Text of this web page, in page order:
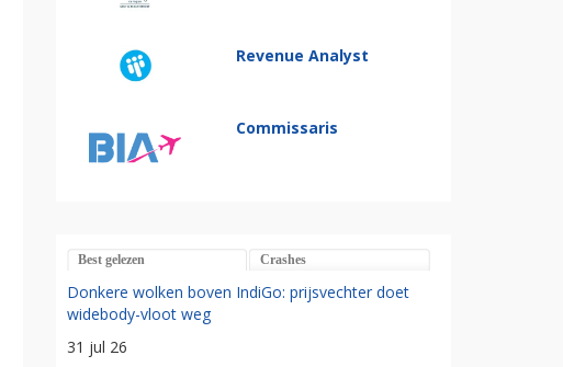
Revenue Analyst
Commissaris
Best gelezen Crashes
Donkere wolken boven IndiGo: prijsvechter doet
widebody-vloot weg
31 jul 26